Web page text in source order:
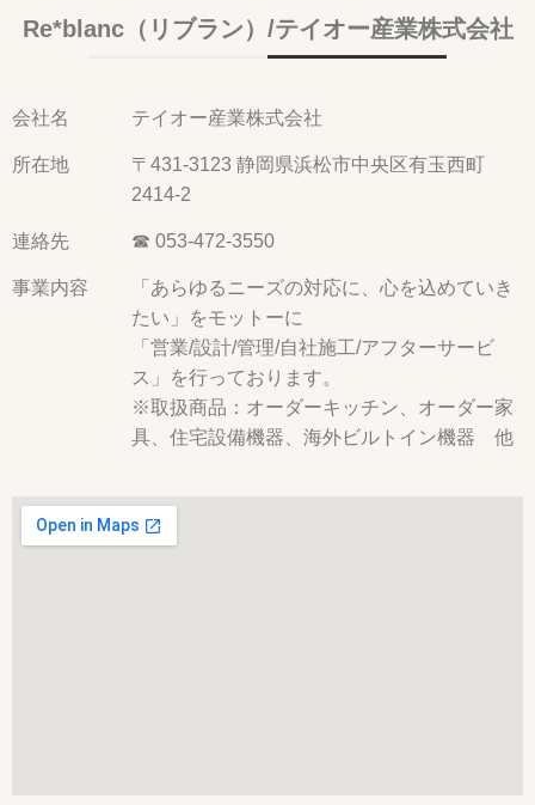
Re*blanc（リブラン）/テイオー産業株式会社
会社名 テイオー産業株式会社
所在地
〒431-3123 静岡県浜松市中央区有玉西町
2414-2
連絡先 ☎ 053-472-3550
事業内容
「あらゆるニーズの対応に、心を込めていき
たい」をモットーに
「営業/設計/管理/自社施工/アフターサービ
ス」を行っております。
※取扱商品：オーダーキッチン、オーダー家
具、住宅設備機器、海外ビルトイン機器 他